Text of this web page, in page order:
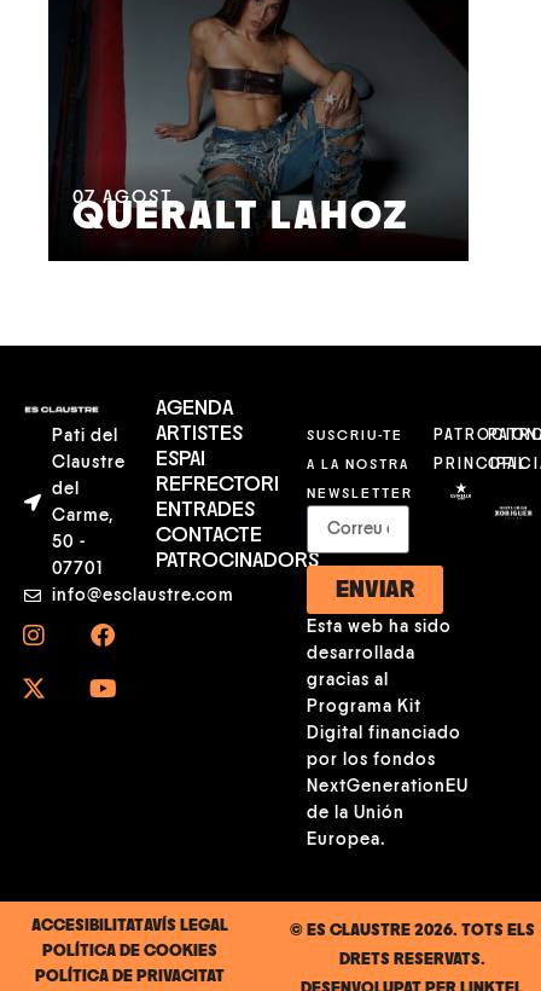
07 AGOST
QUERALT LAHOZ
Pati del
Claustre
del
Carme,
50 -
07701
info@esclaustre.com
AGENDA
ARTISTES
ESPAI
REFRECTORI
ENTRADES
CONTACTE
PATROCINADORS
SUSCRIU-TE
A LA NOSTRA
NEWSLETTER
ENVIAR
Esta web ha sido
desarrollada
gracias al
Programa Kit
Digital financiado
por los fondos
NextGenerationEU
de la Unión
Europea.
PRINCIPAL
© ES CLAUSTRE 2026. TOTS ELS
DRETS RESERVATS.
ACCESIBILITATAVÍS LEGAL
POLÍTICA DE COOKIES
POLÍTICA DE PRIVACITAT